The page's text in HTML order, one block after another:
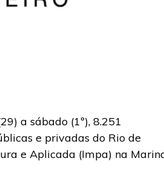
a sábado (1º), 8.251
e privadas do Rio de
e Aplicada (Impa) na